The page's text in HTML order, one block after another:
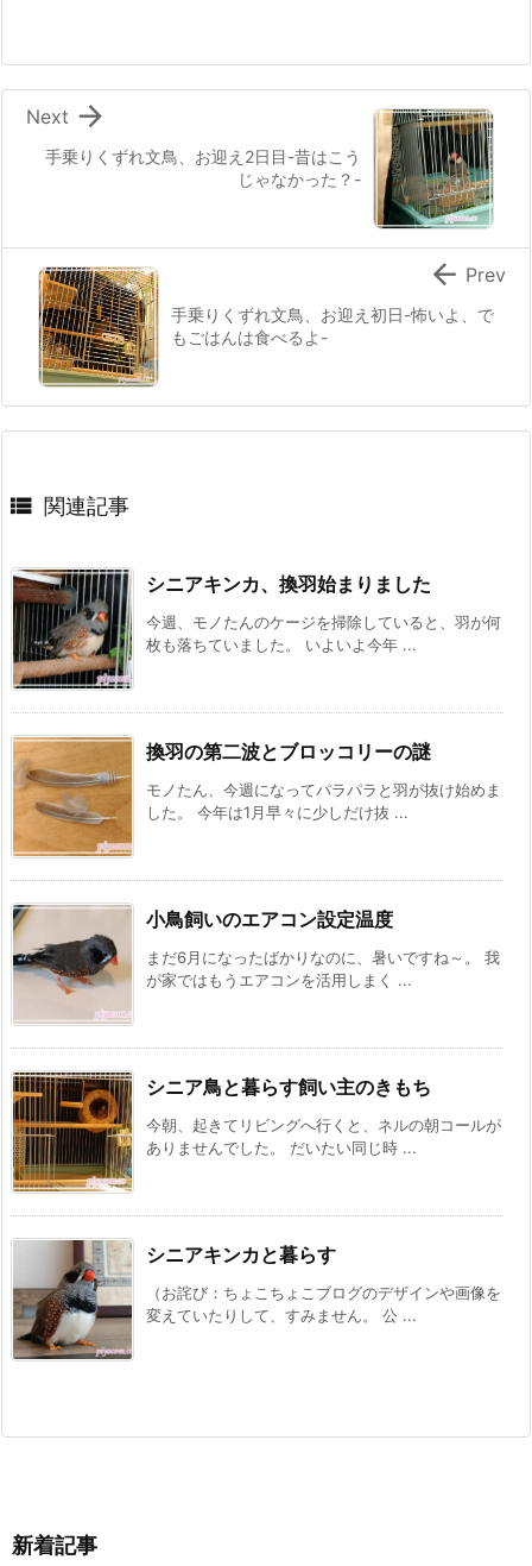
手乗りくずれ文鳥、お迎え2日目-昔はこう
じゃなかった？-

Next
手乗りくずれ文鳥、お迎え初日-怖いよ、で
もごはんは食べるよ-
 Prev
 関連記事
シニアキンカ、換羽始まりました
今週、モノたんのケージを掃除していると、羽が何
枚も落ちていました。 いよいよ今年 ...
換羽の第二波とブロッコリーの謎
モノたん、今週になってパラパラと羽が抜け始めま
した。 今年は1月早々に少しだけ抜 ...
小鳥飼いのエアコン設定温度
まだ6月になったばかりなのに、暑いですね～。 我
が家ではもうエアコンを活用しまく ...
シニア鳥と暮らす飼い主のきもち
今朝、起きてリビングへ行くと、ネルの朝コールが
ありませんでした。 だいたい同じ時 ...
シニアキンカと暮らす
（お詫び：ちょこちょこブログのデザインや画像を
変えていたりして、すみません。 公 ...
新着記事